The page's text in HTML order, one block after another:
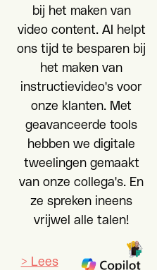
bij het maken van
video content. AI helpt
ons tijd te besparen bij
het maken van
instructievideo's voor
onze klanten. Met
geavanceerde tools
hebben we digitale
tweelingen gemaakt
van onze collega's. En
ze spreken ineens
vrijwel alle talen!
> Lees